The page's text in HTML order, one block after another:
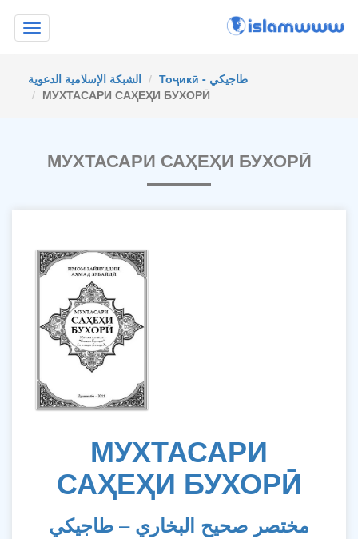
Toggle
navigation
الشبكة الإسلامية الدعوية
Тоҷикӣ - طاجيكي
МУХТАСАРИ САҲЕҲИ БУХОРӢ
МУХТАСАРИ САҲЕҲИ БУХОРӢ
МУХТАСАРИ
САҲЕҲИ БУХОРӢ
مختصر صحيح البخاري – طاجيكي